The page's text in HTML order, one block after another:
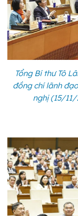
Tổng Bí thư Tô
đồng chí lãnh
nghị (15/11/